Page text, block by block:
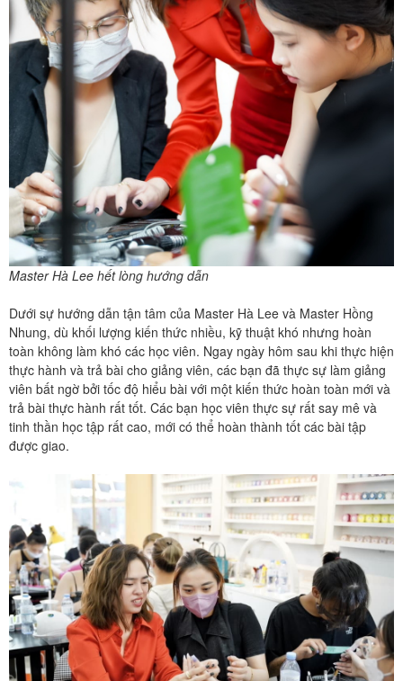
Master Hà Lee hết lòng hướng dẫn
Dưới sự hướng dẫn tận tâm của Master Hà Lee và Master Hồng
Nhung, dù khối lượng kiến thức nhiều, kỹ thuật khó nhưng hoàn
toàn không làm khó các học viên. Ngay ngày hôm sau khi thực hiện
thực hành và trả bài cho giảng viên, các bạn đã thực sự làm giảng
viên bất ngờ bởi tốc độ hiểu bài với một kiến thức hoàn toàn mới và
trả bài thực hành rất tốt. Các bạn học viên thực sự rất say mê và
tinh thần học tập rất cao, mới có thể hoàn thành tốt các bài tập
được giao.